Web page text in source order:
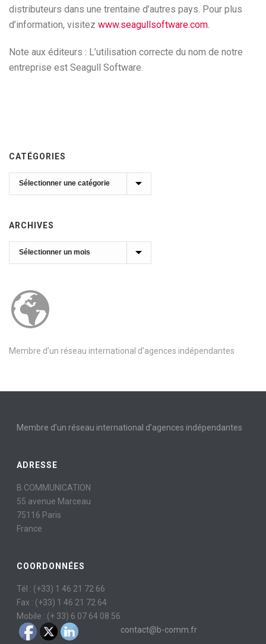
distributeurs dans une trentaine d’autres pays. Pour plus
d’information, visitez www.seagullsoftware.com.
Note aux éditeurs : L’utilisation correcte du nom de notre
entreprise est Seagull Software.
CATÉGORIES
Catégories
ARCHIVES
Archives
Membre d’un réseau international d’agences indépendantes
Membre d’un réseau international d’agences indépendantes
ADRESSE
B COMMUNICATION
55 avenue Marceau
75116 Paris
France
COORDONNÉES
Tél : (+33) 1 46 21 72 66
Fax : (+33) 1 46 21 72 64
Mobile : (+ 33) 6 07 64 08 56
contact@b-comm.fr